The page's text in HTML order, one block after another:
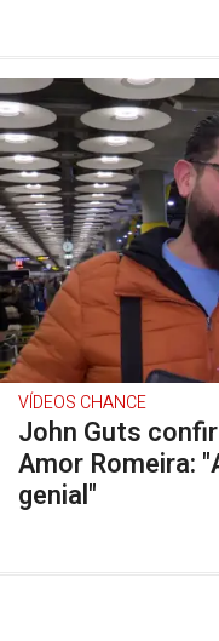
VÍDEOS CHANCE
John Guts
Amor Romeira:
genial"